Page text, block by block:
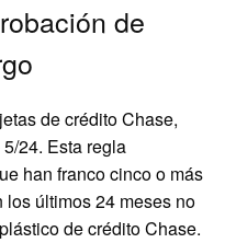
de
de crédito Chase,
24. Esta regla
han franco cinco o más
últimos 24 meses no
de crédito Chase.